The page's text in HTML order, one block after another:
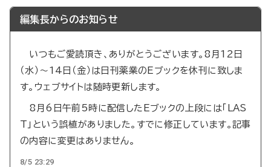
編集長からのお知らせ
いつもご愛読頂き、ありがとうございます。8月12日
（水）～14日（金）は日刊薬業のEブックを休刊に致しま
す。ウェブサイトは随時更新します。
8月6日午前5時に配信したEブックの上段には「LAS
T」という誤植がありました。すでに修正しています。記事
の内容に変更はありません。
8/5 23:29